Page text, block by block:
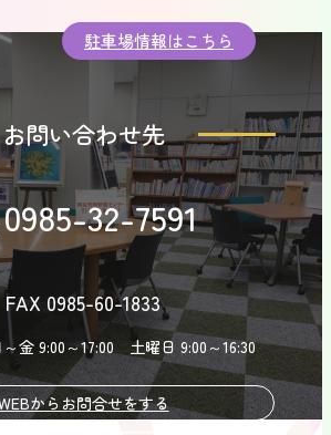
駐車場情報はこちら
お問い合わせ先
0985-32-7591
FAX 0985-60-1833
金 9:00～17:00 土曜日 9:00～16:30
からお問合せをする